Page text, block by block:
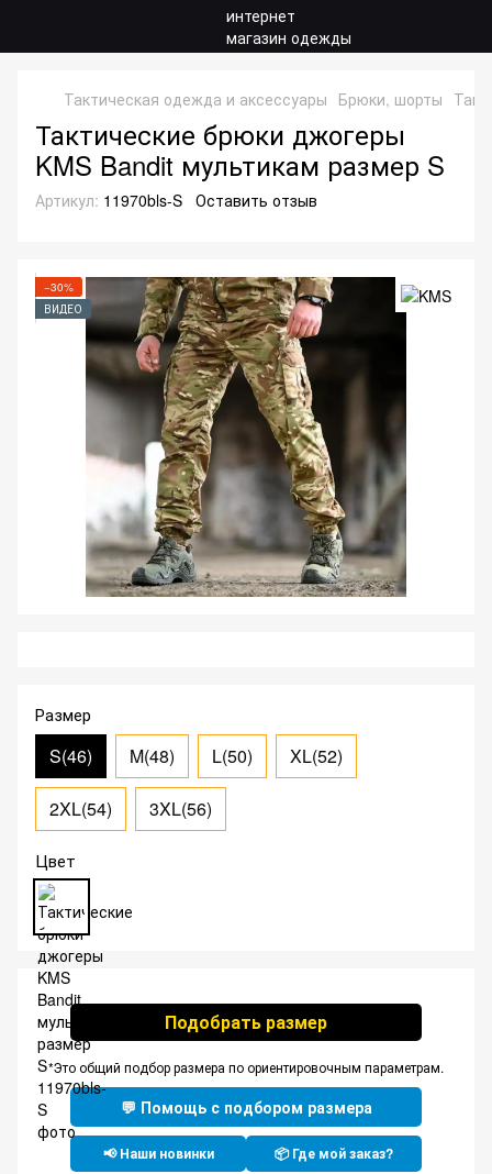
Тактическая одежда и аксессуары Брюки, шорты
Тактические брюки джогеры
KMS Bandit мультикам размер S
Артикул: 11970bls-S Оставить отзыв
−30%
ВИДЕО
Размер
S(46) M(48) L(50) XL(52)
2XL(54) 3XL(56)
Цвет
Подобрать размер
*Это общий подбор размера по ориентировочным параметрам.
💬 Помощь с подбором размера
📢 Наши новинки 📦 Где мой заказ?